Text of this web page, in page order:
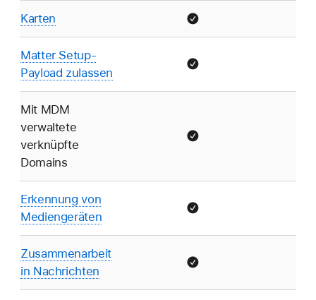
Karten
Matter Setup-
Payload zulassen
Mit MDM
verwaltete
verknüpfte
Domains
Erkennung von
Mediengeräten
Zusammenarbeit
in Nachrichten